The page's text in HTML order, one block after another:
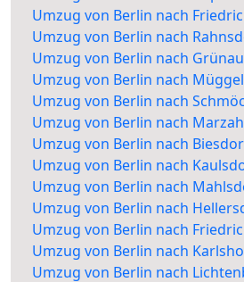
Umzug von Berlin nach
Umzug von Berlin nach
Umzug von Berlin nach Grünau
Umzug von Berlin nach
Umzug von Berlin nach
Umzug von Berlin nach
Umzug von Berlin nach
Umzug von Berlin nach
Umzug von Berlin nach
Umzug von Berlin nach
Umzug von Berlin nach
Umzug von Berlin nach
Umzug von Berlin nach